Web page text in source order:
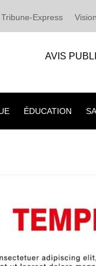
Tribune-Express Vision
AVIS
ÉDUCATION